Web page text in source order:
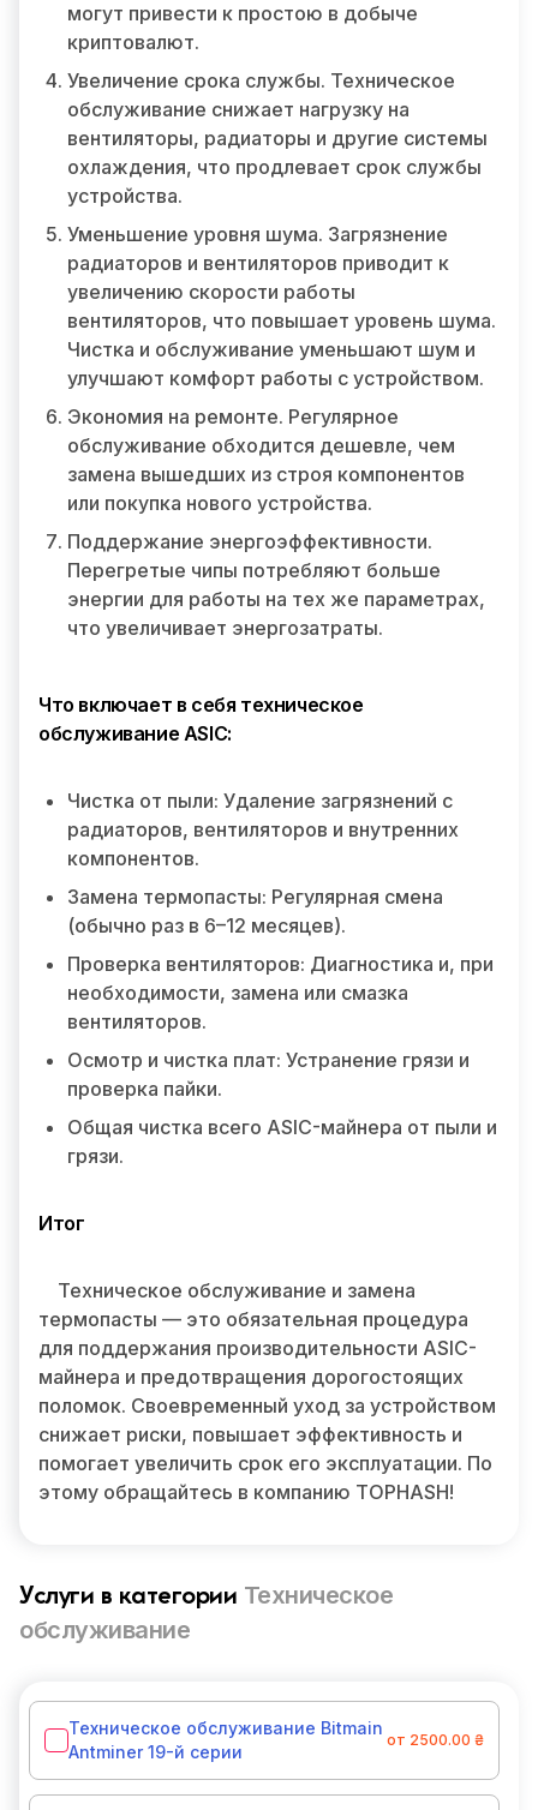
могут привести к простою в добыче
криптовалют.
Увеличение срока службы. Техническое
обслуживание снижает нагрузку на
вентиляторы, радиаторы и другие системы
охлаждения, что продлевает срок службы
устройства.
Уменьшение уровня шума. Загрязнение
радиаторов и вентиляторов приводит к
увеличению скорости работы
вентиляторов, что повышает уровень шума.
Чистка и обслуживание уменьшают шум и
улучшают комфорт работы с устройством.
Экономия на ремонте. Регулярное
обслуживание обходится дешевле, чем
замена вышедших из строя компонентов
или покупка нового устройства.
Поддержание энергоэффективности.
Перегретые чипы потребляют больше
энергии для работы на тех же параметрах,
что увеличивает энергозатраты.
Что включает в себя техническое
обслуживание ASIC:
Чистка от пыли: Удаление загрязнений с
радиаторов, вентиляторов и внутренних
компонентов.
Замена термопасты: Регулярная смена
(обычно раз в 6–12 месяцев).
Проверка вентиляторов: Диагностика и, при
необходимости, замена или смазка
вентиляторов.
Осмотр и чистка плат: Устранение грязи и
проверка пайки.
Общая чистка всего ASIC-майнера от пыли и
грязи.
Итог
Техническое обслуживание и замена
термопасты — это обязательная процедура
для поддержания производительности ASIC-
майнера и предотвращения дорогостоящих
поломок. Своевременный уход за устройством
снижает риски, повышает эффективность и
помогает увеличить срок его эксплуатации. По
этому обращайтесь в компанию TOPHASH!
Услуги в категории Техническое
обслуживание
Техническое обслуживание Bitmain
Antminer 19-й серии
от 2500.00 ₴